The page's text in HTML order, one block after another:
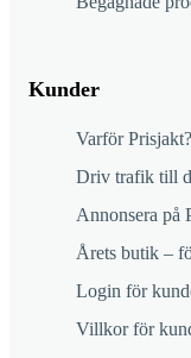
Kunder
Varför Prisjakt?
Driv trafik till
Annonsera på
Årets butik –
Login för
Villkor för